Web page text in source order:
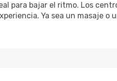
para bajar el ritmo. Los
Ya sea un masaje o